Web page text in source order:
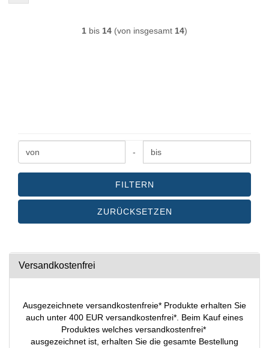
1 bis 14 (von insgesamt 14)
FÜR
ACHTKANTWELLE
PREIS
-
FILTERN
ZURÜCKSETZEN
Versandkostenfrei
Ausgezeichnete versandkostenfreie* Produkte erhalten Sie
auch unter 400 EUR versandkostenfrei*. Beim Kauf eines
Produktes welches versandkostenfrei*
ausgezeichnet ist, erhalten Sie die gesamte Bestellung